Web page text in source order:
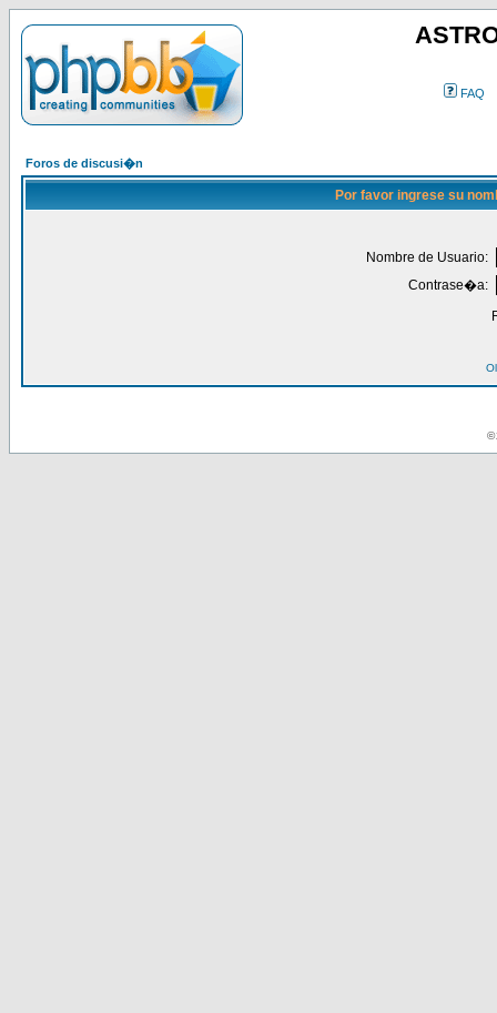
FAQ
Foros de discusi�n
Por favor ingrese su
Nombre de Usuario:
Contrase�a:
©